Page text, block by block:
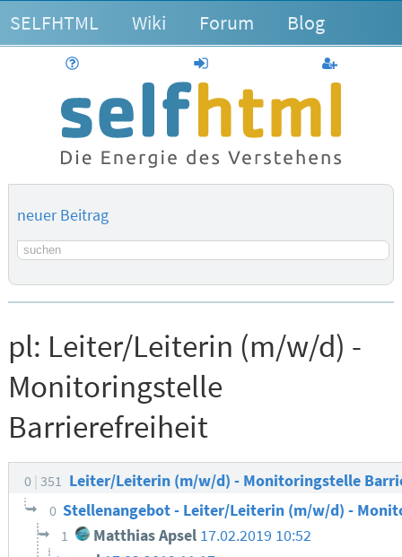
SELFHTML Wiki Forum Blog
anmelden
neuer Beitrag
Suchbegriff
pl: Leiter/Leiterin (m/w/d) -
Monitoringstelle
Barrierefreiheit
0 351 Leiter/Leiterin (m/w/d) - Monitoringstelle
0 Stellenangebot - Leiter/Leiterin (m/w/d) -
1 Matthias Apsel 17.02.2019 10:52